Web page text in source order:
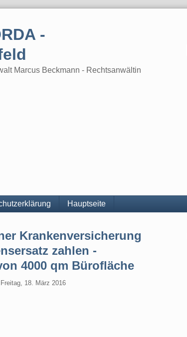
-
Marcus Beckmann - Rechtsanwältin
Hauptseite
Krankenversicherung
zahlen -
4000 qm Bürofläche
Freitag, 18. März 2016